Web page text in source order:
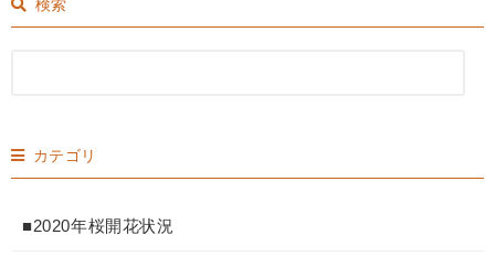
検索
カテゴリ
■2020年桜開花状況